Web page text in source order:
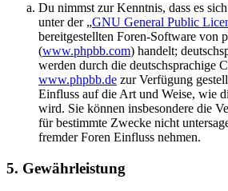
Du nimmst zur Kenntnis, dass es
unter der „GNU General Public
bereitgestellten Foren-Software von
(www.phpbb.com) handelt;
werden durch die deutschsprachige
www.phpbb.de zur Verfügung
Einfluss auf die Art und Weise, wie
wird. Sie können insbesondere die
für bestimmte Zwecke nicht
fremder Foren Einfluss nehmen.
5. Gewährleistung